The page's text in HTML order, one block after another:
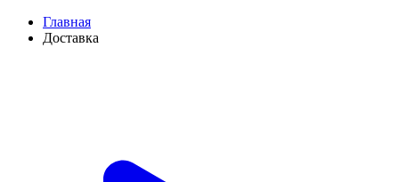
Главная
Доставка